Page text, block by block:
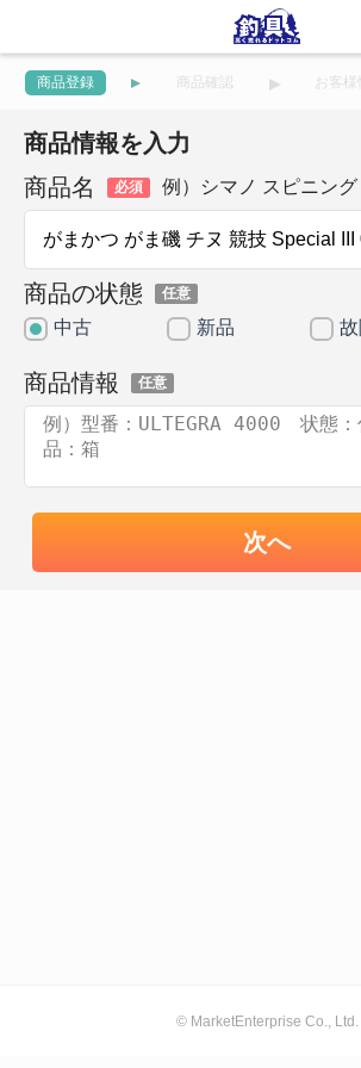
商品登録 商品確認 お客様
商品情報を入力
商品名
必須 例）シマノ スピニン
商品の状態 任意
中古 新品
商品情報 任意
次へ
© MarketEnterprise Co., Ltd.